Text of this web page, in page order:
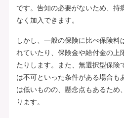
です。告知の必要がないため、持
なく加入できます。
しかし、一般の保険に比べ保険料
れていたり、保険金や給付金の上
たりします。また、無選択型保険
は不可といった条件がある場合も
は低いものの、懸念点もあるため
ります。